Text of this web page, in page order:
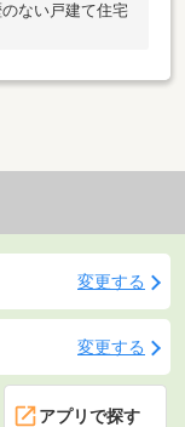
ない戸建て住宅
変更する
変更する
アプリで探す